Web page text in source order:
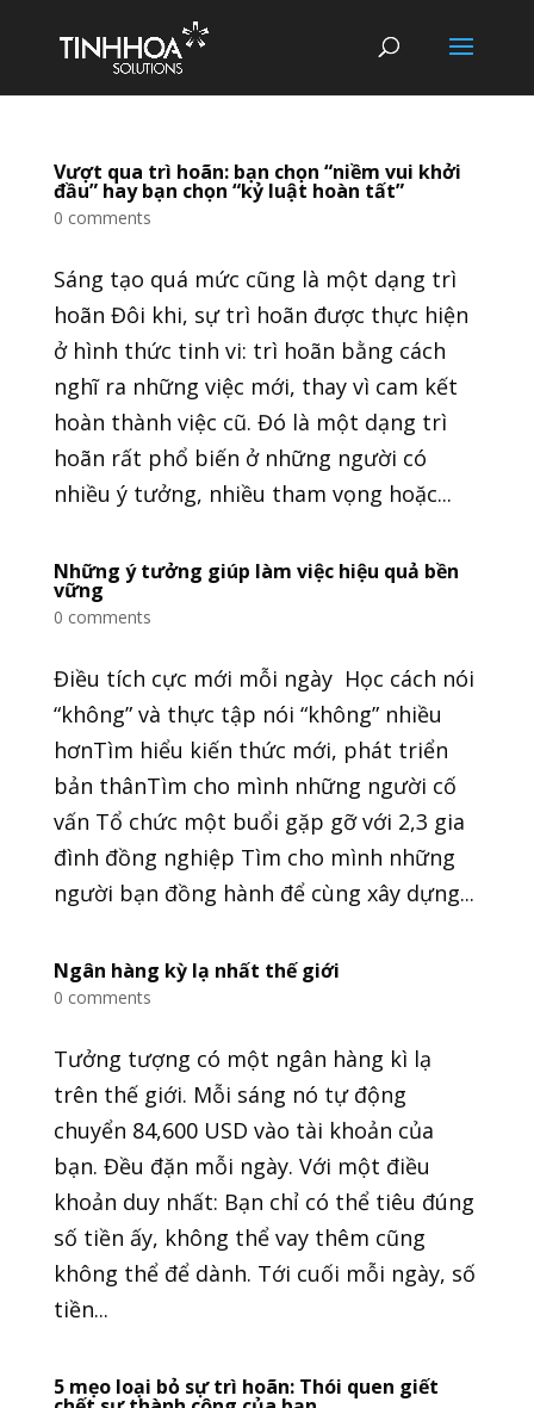
Vượt qua trì hoãn: bạn chọn “niềm vui khởi
đầu” hay bạn chọn “kỷ luật hoàn tất”
0 comments
Sáng tạo quá mức cũng là một dạng trì
hoãn Đôi khi, sự trì hoãn được thực hiện
ở hình thức tinh vi: trì hoãn bằng cách
nghĩ ra những việc mới, thay vì cam kết
hoàn thành việc cũ. Đó là một dạng trì
hoãn rất phổ biến ở những người có
nhiều ý tưởng, nhiều tham vọng hoặc...
Những ý tưởng giúp làm việc hiệu quả bền
vững
0 comments
Điều tích cực mới mỗi ngày Học cách nói
“không” và thực tập nói “không” nhiều
hơnTìm hiểu kiến thức mới, phát triển
bản thânTìm cho mình những người cố
vấn Tổ chức một buổi gặp gỡ với 2,3 gia
đình đồng nghiệp Tìm cho mình những
người bạn đồng hành để cùng xây dựng...
Ngân hàng kỳ lạ nhất thế giới
0 comments
Tưởng tượng có một ngân hàng kì lạ
trên thế giới. Mỗi sáng nó tự động
chuyển 84,600 USD vào tài khoản của
bạn. Đều đặn mỗi ngày. Với một điều
khoản duy nhất: Bạn chỉ có thể tiêu đúng
số tiền ấy, không thể vay thêm cũng
không thể để dành. Tới cuối mỗi ngày, số
tiền...
5 mẹo loại bỏ sự trì hoãn: Thói quen giết